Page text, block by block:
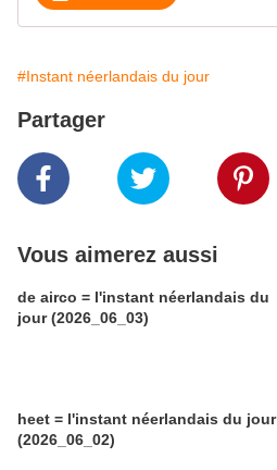
#Instant néerlandais du jour
Partager
Vous aimerez aussi
de airco = l'instant néerlandais du
jour (2026_06_03)
heet = l'instant néerlandais du jour
(2026_06_02)